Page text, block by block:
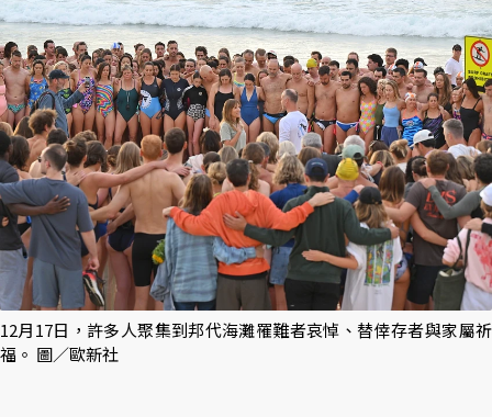
12月17日，許多人聚集到邦代海灘罹難者哀悼、替倖存者與家屬祈
福。 圖／歐新社